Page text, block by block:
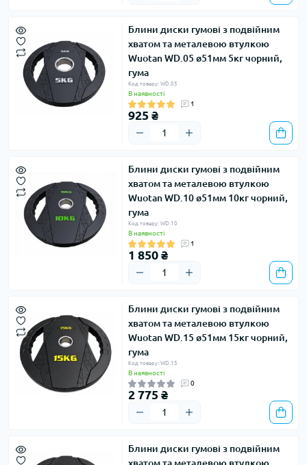
Блини диски гумові з подвійним
хватом та металевою втулкою
Wuotan WD.05 ø51мм 5кг чорний,
гума
Код товару: WD.05
В наявності
1
925 ₴
Блини диски гумові з подвійним
хватом та металевою втулкою
Wuotan WD.10 ø51мм 10кг чорний,
гума
Код товару: WD.10
В наявності
1
1 850 ₴
Блини диски гумові з подвійним
хватом та металевою втулкою
Wuotan WD.15 ø51мм 15кг чорний,
гума
Код товару: WD.15
В наявності
0
2 775 ₴
Блини диски гумові з подвійним